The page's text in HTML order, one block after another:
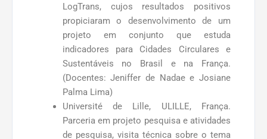
LogTrans, cujos resultados positivos
propiciaram o desenvolvimento de um
projeto em conjunto que estuda
indicadores para Cidades Circulares e
Sustentáveis no Brasil e na França.
(Docentes: Jeniffer de Nadae e Josiane
Palma Lima)
Université de Lille, ULILLE, França.
Parceria em projeto pesquisa e atividades
de pesquisa, visita técnica sobre o tema